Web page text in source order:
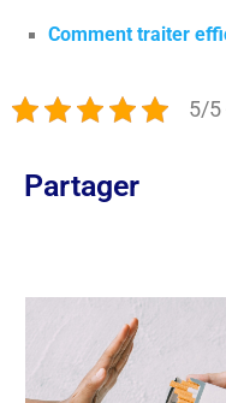
Comment traiter
5/5
Partager